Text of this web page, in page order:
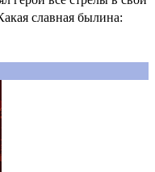
славная былина: